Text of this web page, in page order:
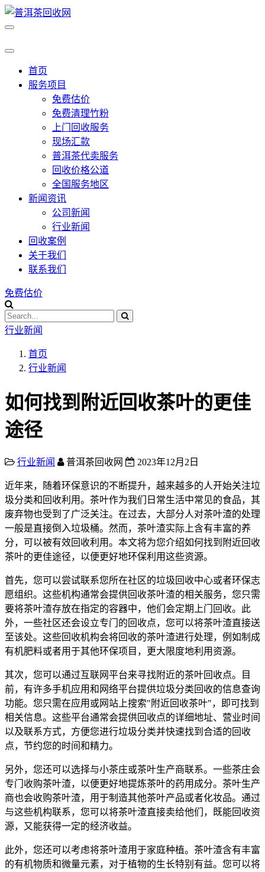
首页
服务项目
免费估价
免费清理竹粉
上门回收服务
现场汇款
普洱茶代卖服务
回收价格公道
全国服务地区
新闻资讯
公司新闻
行业新闻
回收案例
关于我们
联系我们
免费估价
行业新闻
首页
行业新闻
如何找到附近回收茶叶的更佳
途径
行业新闻 普洱茶回收网 2023年12月2日
近年来，随着环保意识的不断提升，越来越多的人开始关注垃
圾分类和回收利用。茶叶作为我们日常生活中常见的食品，其
废弃物也受到了广泛关注。在过去，大部分人对茶叶渣的处理
一般是直接倒入垃圾桶。然而，茶叶渣实际上含有丰富的养
分，可以被有效回收利用。本文将为您介绍如何找到附近回收
茶叶的更佳途径，以便更好地环保利用这些资源。
首先，您可以尝试联系您所在社区的垃圾回收中心或者环保志
愿组织。这些机构通常会提供回收茶叶渣的相关服务，您只需
要将茶叶渣存放在指定的容器中，他们会定期上门回收。此
外，一些社区还会设立专门的回收点，您可以将茶叶渣直接送
至该处。这些回收机构会将回收的茶叶渣进行处理，例如制成
有机肥料或者用于其他环保项目，更大限度地利用资源。
其次，您可以通过互联网平台来寻找附近的茶叶回收点。目
前，有许多手机应用和网络平台提供垃圾分类回收的信息查询
功能。您只需在应用或网站上搜索"附近回收茶叶"，即可找到
相关信息。这些平台通常会提供回收点的详细地址、营业时间
以及联系方式，方便您进行垃圾分类并快速找到合适的回收
点，节约您的时间和精力。
另外，您还可以选择与小茶庄或茶叶生产商联系。一些茶庄会
专门收购茶叶渣，以便更好地提炼茶叶的药用成分。茶叶生产
商也会收购茶叶渣，用于制造其他茶叶产品或者化妆品。通过
与这些机构联系，您可以将茶叶渣直接卖给他们，既能回收资
源，又能获得一定的经济收益。
此外，您还可以考虑将茶叶渣用于家庭种植。茶叶渣含有丰富
的有机物质和微量元素，对于植物的生长特别有益。您可以将